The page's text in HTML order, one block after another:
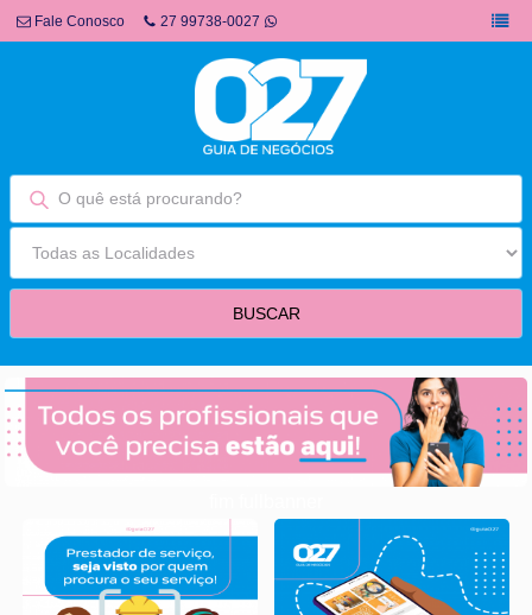
Fale Conosco 27 99738-0027